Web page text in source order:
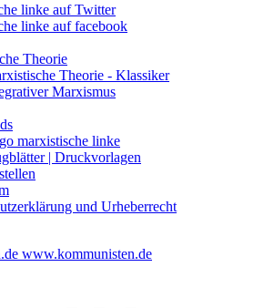
linke auf Twitter
linke auf facebook
Theorie
Theorie - Klassiker
Marxismus
marxistische linke
| Druckvorlagen
und Urheberrecht
www.kommunisten.de